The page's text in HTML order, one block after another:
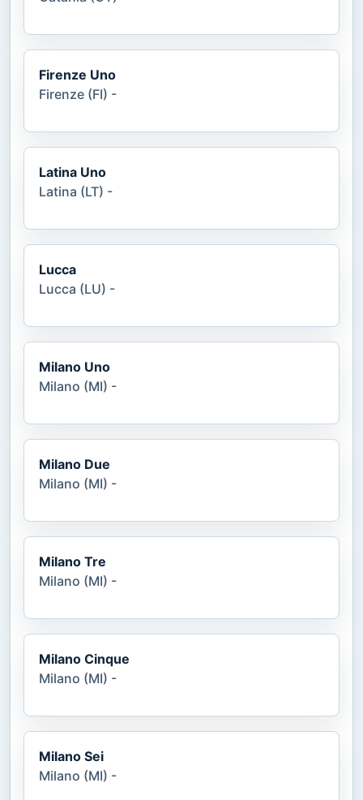
Firenze Uno
Firenze (FI) -
Latina Uno
Latina (LT) -
Lucca
Lucca (LU) -
Milano Uno
Milano (MI) -
Milano Due
Milano (MI) -
Milano Tre
Milano (MI) -
Milano Cinque
Milano (MI) -
Milano Sei
Milano (MI) -